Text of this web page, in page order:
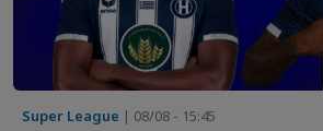
Super League | 08/08 - 15:45